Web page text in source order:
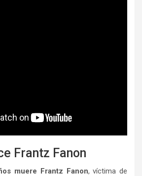
Frantz Fanon
muere Frantz Fanon, víctima de